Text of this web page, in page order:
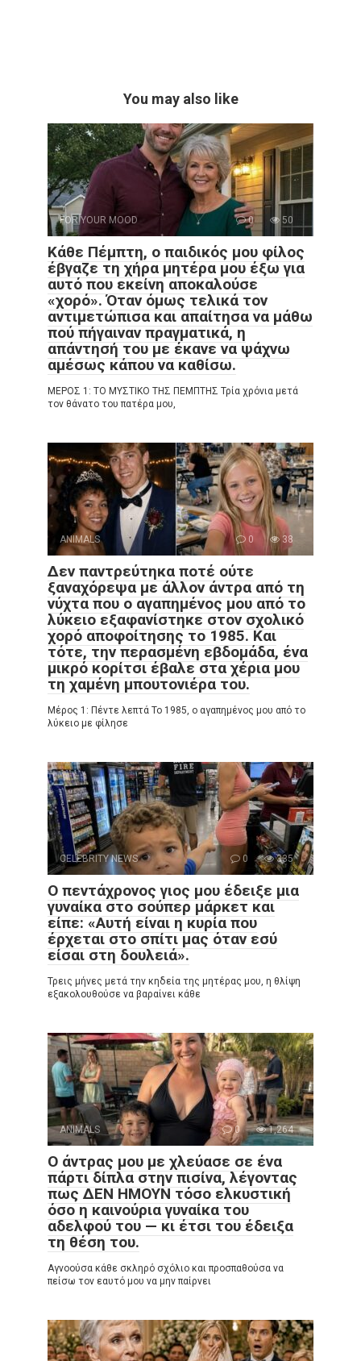
You may also like
FOR YOUR MOOD 0 50
Κάθε Πέμπτη, ο παιδικός μου φίλος
έβγαζε τη χήρα μητέρα μου έξω για
αυτό που εκείνη αποκαλούσε
«χορό». Όταν όμως τελικά τον
αντιμετώπισα και απαίτησα να μάθω
πού πήγαιναν πραγματικά, η
απάντησή του με έκανε να ψάχνω
αμέσως κάπου να καθίσω.
ΜΕΡΟΣ 1: ΤΟ ΜΥΣΤΙΚΟ ΤΗΣ ΠΕΜΠΤΗΣ Τρία χρόνια μετά
τον θάνατο του πατέρα μου,
ANIMALS 0 38
Δεν παντρεύτηκα ποτέ ούτε
ξαναχόρεψα με άλλον άντρα από τη
νύχτα που ο αγαπημένος μου από το
λύκειο εξαφανίστηκε στον σχολικό
χορό αποφοίτησης το 1985. Και
τότε, την περασμένη εβδομάδα, ένα
μικρό κορίτσι έβαλε στα χέρια μου
τη χαμένη μπουτονιέρα του.
Μέρος 1: Πέντε λεπτά Το 1985, ο αγαπημένος μου από το
λύκειο με φίλησε
CELEBRITY NEWS 0 335
Ο πεντάχρονος γιος μου έδειξε μια
γυναίκα στο σούπερ μάρκετ και
είπε: «Αυτή είναι η κυρία που
έρχεται στο σπίτι μας όταν εσύ
είσαι στη δουλειά».
Τρεις μήνες μετά την κηδεία της μητέρας μου, η θλίψη
εξακολουθούσε να βαραίνει κάθε
ANIMALS 0 1,264
Ο άντρας μου με χλεύασε σε ένα
πάρτι δίπλα στην πισίνα, λέγοντας
πως ΔΕΝ ΗΜΟΥΝ τόσο ελκυστική
όσο η καινούρια γυναίκα του
αδελφού του — κι έτσι του έδειξα
τη θέση του.
Αγνοούσα κάθε σκληρό σχόλιο και προσπαθούσα να
πείσω τον εαυτό μου να μην παίρνει